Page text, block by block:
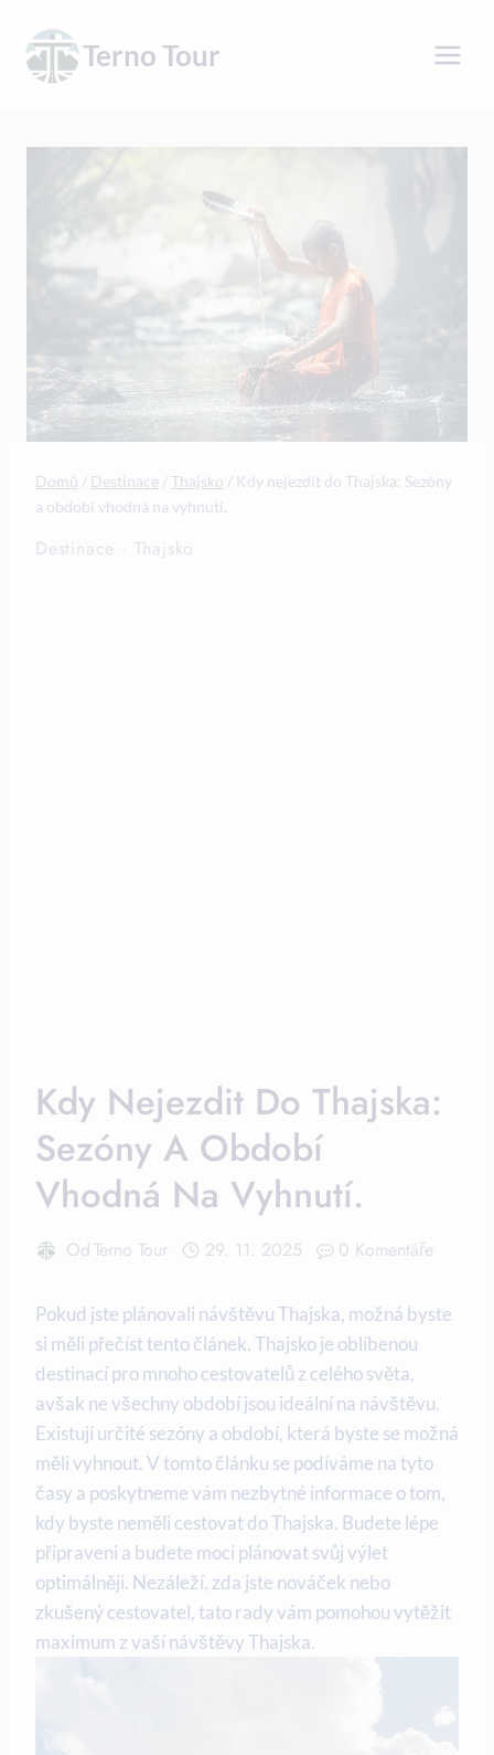
obsah
Terno Tour
Domů / Destinace /Thajsko / Kdy nejezdit do Thajska: Sezóny
a období vhodná na vyhnutí.
Destinace · Thajsko
Kdy Nejezdit Do Thajska:
Sezóny A Období
Vhodná Na Vyhnutí.
OdTerno Tour 29. 11. 2025 0 Komentáře
Pokud jste plánovali návštěvu Thajska, možná byste
si měli přečíst tento článek. Thajsko je oblíbenou
destinací pro mnoho cestovatelů z celého světa,
avšak ne všechny období jsou ideální na návštěvu.
Existují určité sezóny a období, která byste se možná
měli vyhnout. V tomto článku se podíváme na tyto
časy a poskytneme vám nezbytné informace o tom,
kdy byste neměli cestovat do Thajska. Budete lépe
připraveni a budete moci plánovat svůj výlet
optimálněji. Nezáleží, zda jste nováček nebo
zkušený cestovatel, tato rady vám pomohou vytěžit
maximum z vaší návštěvy Thajska.